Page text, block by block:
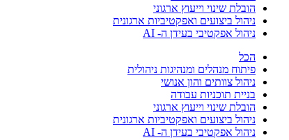
הובלת שינוי וייעוץ ארגוני
ניהול ביצועים ואפקטיביות ארגונית
ניהול אפקטיבי בעידן ה- AI
הכל
פיתוח מנהלים ומנהיגות ניהולית
ניהול צוותים והון אנושי
בניית תוכניות עבודה
הובלת שינוי וייעוץ ארגוני
ניהול ביצועים ואפקטיביות ארגונית
ניהול אפקטיבי בעידן ה- AI